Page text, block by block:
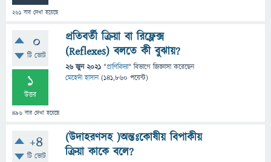
261 বার দেখা হয়েছে
0
টি ভোট
1
উত্তর
496 বার দেখা হয়েছে
প্রতিবর্তী ক্রিয়া বা রিফ্লেক্স
(Reflexes) বলতে কী বুঝায়?
26 জুন 2021 "প্রাণিবিদ্যা" বিভাগে জিজ্ঞাসাকরেছেন
মেহেদী হাসান (141,860 পয়েন্ট)
+4
টি ভোট
(উদাহরণসহ )অন্তঃকোষীয় বিপাকীয়
ক্রিয়া কাকে বলে?